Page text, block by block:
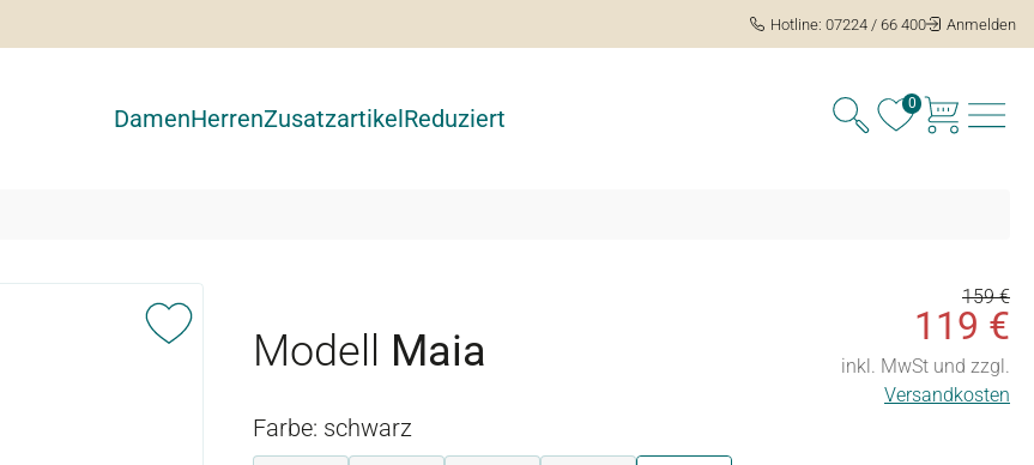
Hotline: 07224 / 66 400 Anmelden
DamenHerrenZusatzartikelReduziert
0
Modell Maia 119 €
159 €
inkl. MwSt und zzgl.
Versandkosten
Farbe: schwarz